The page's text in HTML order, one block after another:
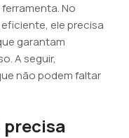
No
ele precisa
garantam
A seguir,
não podem faltar
precisa